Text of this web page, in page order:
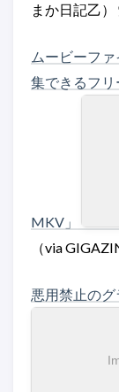
まか日記乙）
ムービーフ
集できるフ
MKV」
（via
悪用禁止のグ